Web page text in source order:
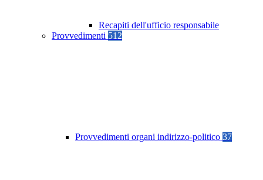
Recapiti dell'ufficio responsabile
Provvedimenti 512
Provvedimenti organi indirizzo-politico 37